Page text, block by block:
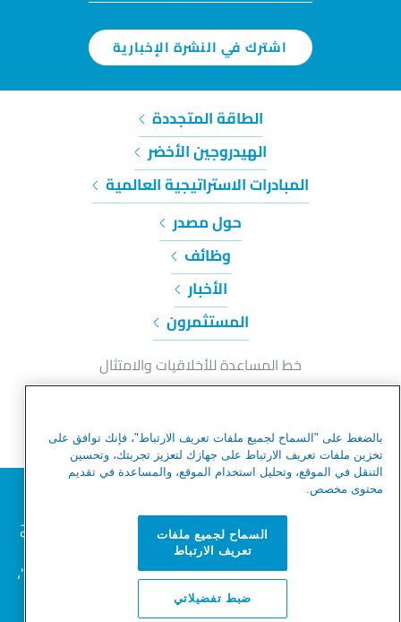
اشترك في النشرة الإخبارية
الطاقة المتجددة
الهيدروجين الأخضر
المبادرات الاستراتيجية العالمية
حول مصدر
وظائف
الأخبار
المستثمرون
خط المساعدة للأخلاقيات والامتثال
إشعار الخصوصية وملفات تعريف الارتباط
شروط الاستخدام
شروط الاستخدام
تحذير من عمليات الاحتيال
خريطة الموقع
تواصل معنا
نحن نستخدم ملفات تعريف الارتباط لتحسين تجربة التصفح
الخاصة بك، وخدمة الإعلانات أو المحتوى المخصص،
وتحليل حركة المرور على الموقع. بالنقر فوق "قبول الكل"،
فإنك توافق على استخدامنا لملفات تعريف الارتباط.
بالضغط على "السماح لجميع ملفات تعريف الارتباط"، فإنك توافق على
تخزين ملفات تعريف الارتباط على جهازك لتعزيز تجربتك، وتحسين
التنقل في الموقع، وتحليل استخدام الموقع، والمساعدة في تقديم
محتوى مخصص.
السماح لجميع ملفات
تعريف الارتباط
ضبط تفضيلاتي